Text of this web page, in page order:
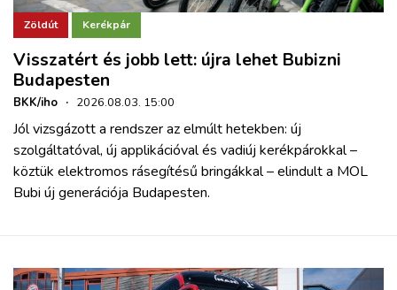
Zöldút Kerékpár
Visszatért és jobb lett: újra lehet Bubizni
Budapesten
BKK/iho · 2026.08.03. 15:00
Jól vizsgázott a rendszer az elmúlt hetekben: új
szolgáltatóval, új applikációval és vadiúj kerékpárokkal –
köztük elektromos rásegítésű bringákkal – elindult a MOL
Bubi új generációja Budapesten.